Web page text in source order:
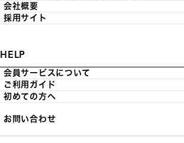
会社概要
採用サイト
HELP
会員サービスについて
ご利用ガイド
初めての方へ
お問い合わせ